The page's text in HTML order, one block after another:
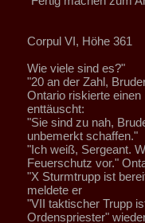
Corpul VI, Höhe 361
Wie viele sind es?"
"20 an der Zahl,
Ontario riskierte
enttäuscht:
"Sie sind zu nah,
unbemerkt schaffen."
"Ich weiß, Sergeant.
Feuerschutz vor."
"X Sturmtrupp ist
meldete er
"VII taktischer Trupp
Ordenspriester"